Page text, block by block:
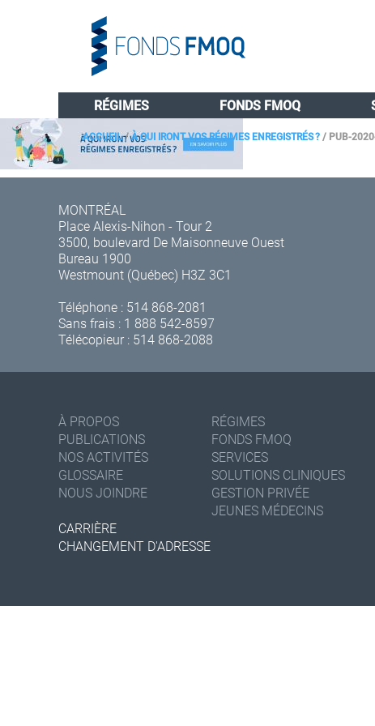
RÉGIMES FONDS FMOQ
ACCUEIL/À QUI IRONT VOS RÉGIMES ENREGISTRÉS ?/ PUB-
MONTRÉAL
Place Alexis-Nihon - Tour 2
3500, boulevard De Maisonneuve Ouest
Bureau 1900
Westmount (Québec) H3Z 3C1
Téléphone : 514 868-2081
Sans frais : 1 888 542-8597
Télécopieur : 514 868-2088
À PROPOS
PUBLICATIONS
NOS ACTIVITÉS
GLOSSAIRE
NOUS JOINDRE
RÉGIMES
FONDS FMOQ
SERVICES
SOLUTIONS CLINIQUES
GESTION PRIVÉE
JEUNES MÉDECINS
CARRIÈRE
CHANGEMENT D'ADRESSE